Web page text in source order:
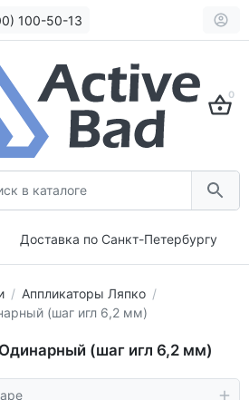
100-50-13
0
Доставка по Санкт-Петербургу
Аппликаторы Ляпко
(шаг игл 6,2 мм)
(шаг игл 6,2 мм)